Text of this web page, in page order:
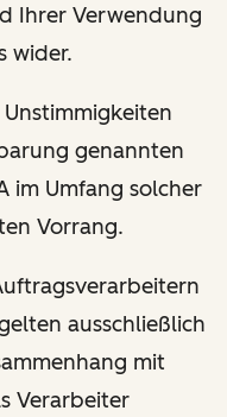
Ihrer Verwendung
wider.
genannten
im Umfang solcher
Vorrang.
ausschließlich
mit
Verarbeiter